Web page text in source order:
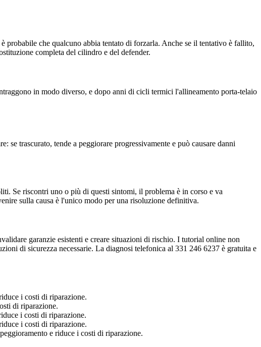
che qualcuno abbia tentato di forzarla. Anche se il tentativo è fallito,
completa del cilindro e del defender.
in modo diverso, e dopo anni di cicli termici l'allineamento porta-telaio
se trascurato, tende a peggiorare progressivamente e può causare danni
Se riscontri uno o più di questi sintomi, il problema è in corso e va
sulla causa è l'unico modo per una risoluzione definitiva.
garanzie esistenti e creare situazioni di rischio. I tutorial online non
di sicurezza necessarie. La diagnosi telefonica al 331 246 6237 è gratuita e
i costi di riparazione.
di riparazione.
i costi di riparazione.
i costi di riparazione.
e riduce i costi di riparazione.